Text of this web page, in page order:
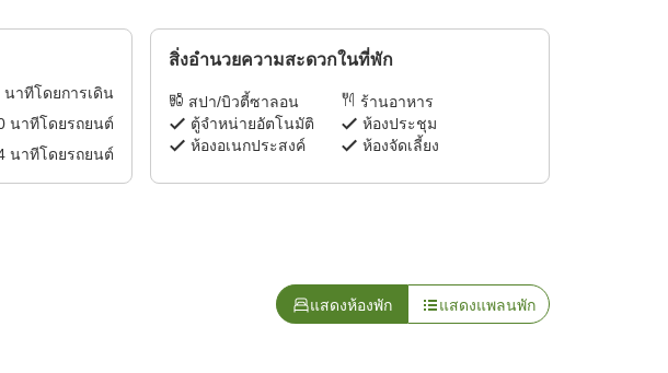
นาทีโดยการเดิน
นาทีโดยรถยนต์
นาทีโดยรถยนต์
สิ่งอำนวยความสะดวกในที่พัก
สปา/บิวตี้ซาลอน
ร้านอาหาร
ตู้จำหน่ายอัตโนมัติ
ห้องประชุม
ห้องอเนกประสงค์
ห้องจัดเลี้ยง
แสดงห้องพัก แสดงแพลนพัก